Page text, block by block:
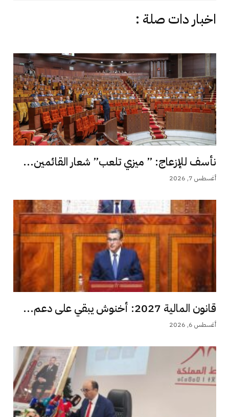
اخبار دات صلة :
نأسف للإزعاج: ” ميزي تلعب” شعار القائمين...
أغسطس 7, 2026
قانون المالية 2027: أخنوش يبقي على دعم...
أغسطس 6, 2026